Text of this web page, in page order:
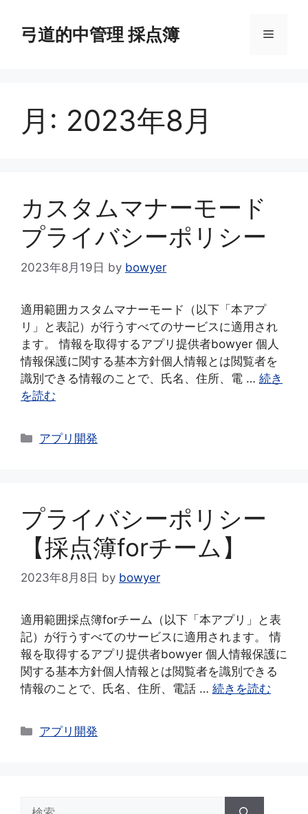
弓道的中管理 採点簿 メ
月: 2023年8月
カスタムマナーモード
プライバシーポリシー
2023年8月19日 by bowyer
適用範囲カスタムマナーモード（以下「本アプ
リ」と表記）が行うすべてのサービスに適用され
ます。 情報を取得するアプリ提供者bowyer 個人
情報保護に関する基本方針個人情報とは閲覧者を
識別できる情報のことで、氏名、住所、電 … 続き
を読む
カ
ー
アプリ開発
プライバシーポリシー
【採点簿forチーム】
2023年8月8日 by bowyer
適用範囲採点簿forチーム（以下「本アプリ」と表
記）が行うすべてのサービスに適用されます。 情
報を取得するアプリ提供者bowyer 個人情報保護に
関する基本方針個人情報とは閲覧者を識別できる
情報のことで、氏名、住所、電話 … 続きを読む
カ
アプリ開発